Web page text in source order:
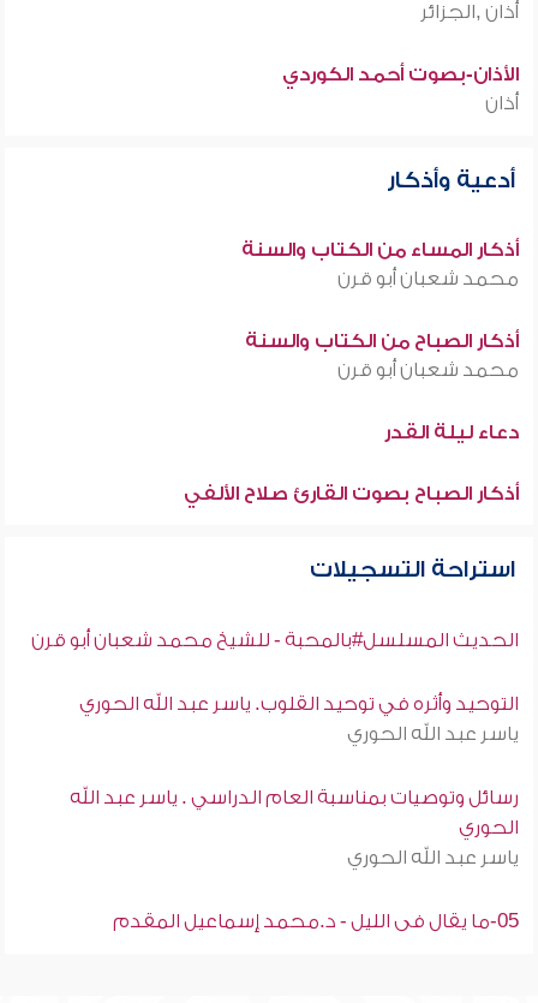
أذان ,الجزائر
الأذان-بصوت أحمد الكوردي
أذان
أدعية وأذكار
أذكار المساء من الكتاب والسنة
محمد شعبان أبو قرن
أذكار الصباح من الكتاب والسنة
محمد شعبان أبو قرن
دعاء ليلة القدر
أذكار الصباح بصوت القارئ صلاح الألفي
استراحة التسجيلات
الحديث المسلسل#بالمحبة - للشيخ محمد شعبان أبو قرن
التوحيد وأثره في توحيد القلوب. ياسر عبد الله الحوري
ياسر عبد الله الحوري
رسائل وتوصيات بمناسبة العام الدراسي . ياسر عبد الله
الحوري
ياسر عبد الله الحوري
05-ما يقال فى الليل - د.محمد إسماعيل المقدم